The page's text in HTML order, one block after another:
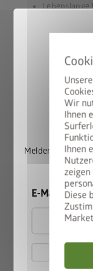
Wir
Ihnen
Ihnen
Diese
Lebenslange
Alles in
dem
Das Gerätehaus
erfreut sich noch
Stabilität und die
ausgezeichneten
erleichtert die
Melden Sie sich
E-Mail
die